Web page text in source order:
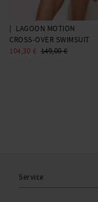
| LAGOON MOTION
CROSS-OVER SWIMSUIT
104,30 € 149,00 €
Service